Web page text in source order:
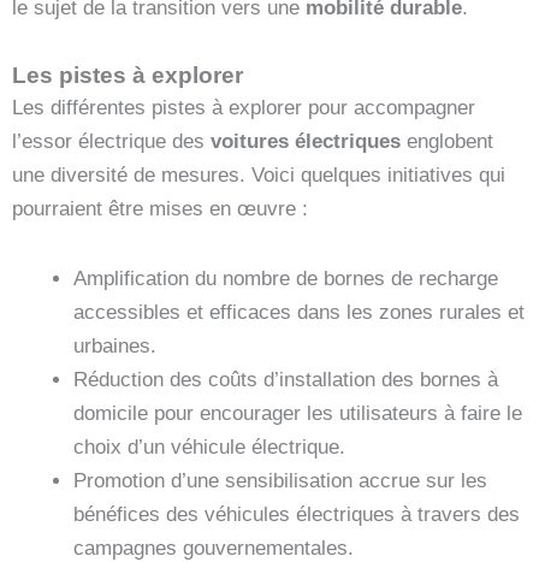
le sujet de la transition vers une mobilité durable.
Les pistes à explorer
Les différentes pistes à explorer pour accompagner
l’essor électrique des voitures électriques englobent
une diversité de mesures. Voici quelques initiatives qui
pourraient être mises en œuvre :
Amplification du nombre de bornes de recharge
accessibles et efficaces dans les zones rurales et
urbaines.
Réduction des coûts d’installation des bornes à
domicile pour encourager les utilisateurs à faire le
choix d’un véhicule électrique.
Promotion d’une sensibilisation accrue sur les
bénéfices des véhicules électriques à travers des
campagnes gouvernementales.